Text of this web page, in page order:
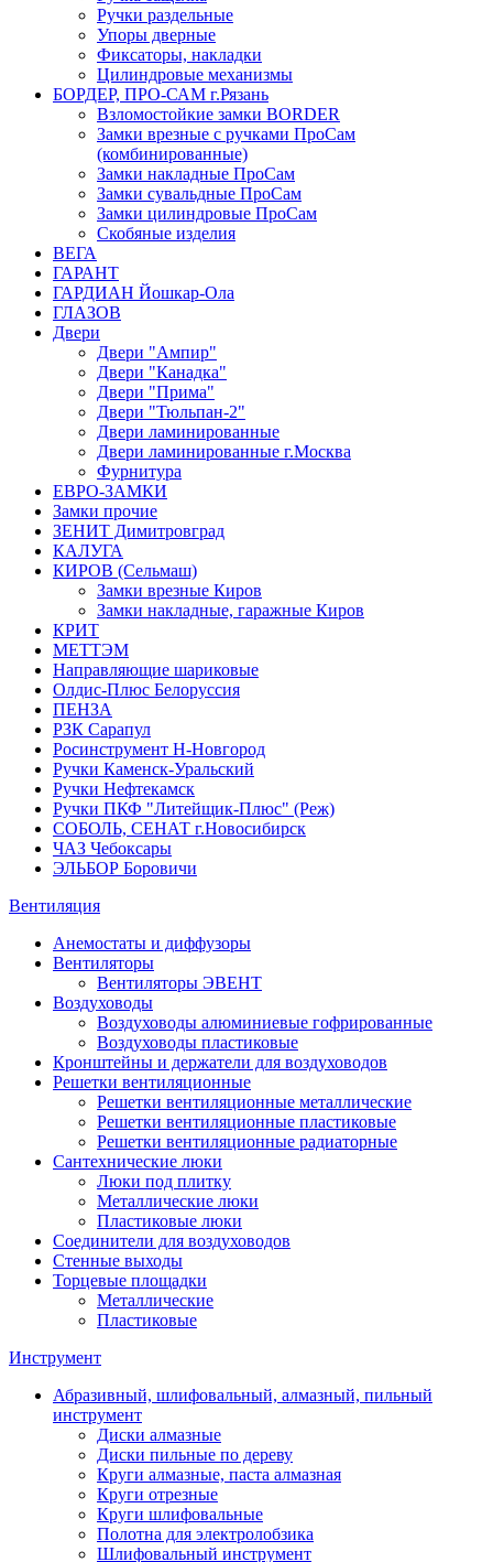
Ручки раздельные
Упоры дверные
Фиксаторы, накладки
Цилиндровые механизмы
БОРДЕР, ПРО-САМ г.Рязань
Взломостойкие замки BORDER
Замки врезные с ручками ПроСам
(комбинированные)
Замки накладные ПроСам
Замки сувальдные ПроСам
Замки цилиндровые ПроСам
Скобяные изделия
ВЕГА
ГАРАНТ
ГАРДИАН Йошкар-Ола
ГЛАЗОВ
Двери
Двери "Ампир"
Двери "Канадка"
Двери "Прима"
Двери "Тюльпан-2"
Двери ламинированные
Двери ламинированные г.Москва
Фурнитура
ЕВРО-ЗАМКИ
Замки прочие
ЗЕНИТ Димитровград
КАЛУГА
КИРОВ (Сельмаш)
Замки врезные Киров
Замки накладные, гаражные Киров
КРИТ
МЕТТЭМ
Направляющие шариковые
Олдис-Плюс Белоруссия
ПЕНЗА
РЗК Сарапул
Росинструмент Н-Новгород
Ручки Каменск-Уральский
Ручки Нефтекамск
Ручки ПКФ "Литейщик-Плюс" (Реж)
СОБОЛЬ, СЕНАТ г.Новосибирск
ЧАЗ Чебоксары
ЭЛЬБОР Боровичи
Вентиляция
Анемостаты и диффузоры
Вентиляторы
Вентиляторы ЭВЕНТ
Воздуховоды
Воздуховоды алюминиевые гофрированные
Воздуховоды пластиковые
Кронштейны и держатели для воздуховодов
Решетки вентиляционные
Решетки вентиляционные металлические
Решетки вентиляционные пластиковые
Решетки вентиляционные радиаторные
Сантехнические люки
Люки под плитку
Металлические люки
Пластиковые люки
Соединители для воздуховодов
Стенные выходы
Торцевые площадки
Металлические
Пластиковые
Инструмент
Абразивный, шлифовальный, алмазный, пильный
инструмент
Диски алмазные
Диски пильные по дереву
Круги алмазные, паста алмазная
Круги отрезные
Круги шлифовальные
Полотна для электролобзика
Шлифовальный инструмент